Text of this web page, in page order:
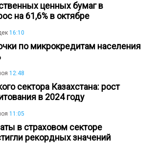
ценных бумаг в
на 61,6% в октябре
16:10
по микрокредитам населения
12:48
сектора Казахстана: рост
в 2024 году
11:05
в страховом секторе
рекордных значений